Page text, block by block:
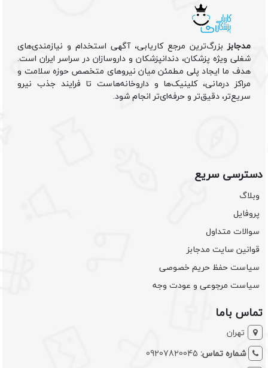
مدجابزبزرگ‌ترین مرجع کاریابی، آگهی استخدام و نیازمندی‌های
شغلی ویژه پزشکان، دندانپزشکان و داروسازان در سراسر ایران است.
هدف ما ایجاد پلی مطمئن میان نیروهای متخصص حوزه سلامت و
مراکز درمانی، کلینیک‌ها و داروخانه‌هاست تا فرایند جذب نیرو
سریع‌تر، دقیق‌تر و حرفه‌ای‌تر انجام شود.
دسترسی سریع
وبلاگ
پروفایل
سوالات متداول
قوانین سایت مدجابز
سیاست حفظ حریم خصوصی
سیاست مرجوعی و عودت وجه
تماس باما
تهران
شماره تماس: 09207820045